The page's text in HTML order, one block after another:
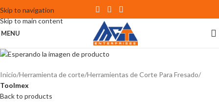
Skip to navigation
Skip to main content
MENU
Inicio Herramienta de corte Herramientas de Corte Para Fresado
Toolmex
Back to products